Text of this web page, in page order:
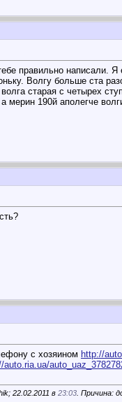
правильно написали.
Волгу больше ста
старая с четырех
мерин 190й аполегче
с хозяином http://
auto.ria.ua/
22.02.2011 в 23:03 . Причина: